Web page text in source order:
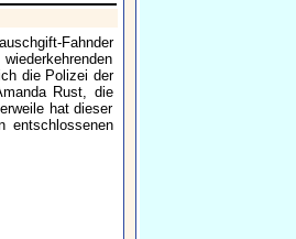
Fahnder
die Polizei der
Rust, die
hat dieser
entschlossenen